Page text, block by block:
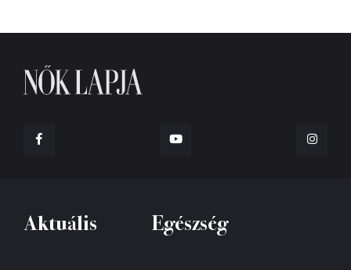
Aktuális Egészség